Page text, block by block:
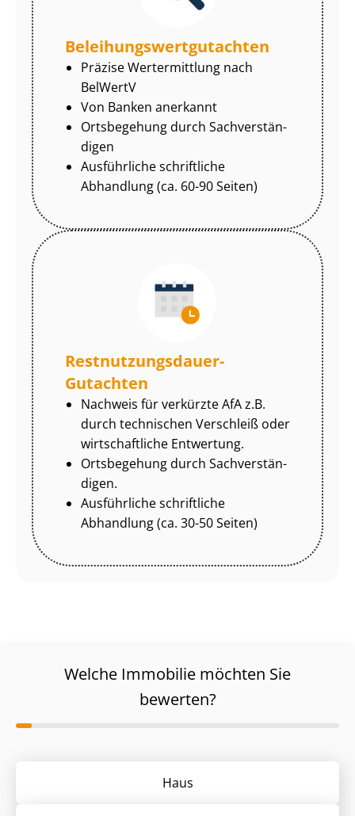
Be­lei­hungs­wert­gut­ach­ten
Präzise Wertermittlung nach
BelWertV
Von Banken anerkannt
Ortsbegehung durch Sach­ver­stän­
di­gen
Ausführliche schriftliche
Abhandlung (ca. 60-90 Seiten)
Rest­nut­zungs­dau­er-
Gutachten
Nachweis für verkürzte AfA z.B.
durch technischen Verschleiß oder
wirtschaftliche Entwertung.
Ortsbegehung durch Sach­ver­stän­
di­gen.
Ausführliche schriftliche
Abhandlung (ca. 30-50 Seiten)
Welche Immobilie möchten Sie
bewerten?
Haus